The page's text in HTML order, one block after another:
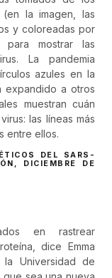
la imagen, las
y coloreadas por
para mostrar las
La pandemia
azules en la
expandido a otros
muestran cuán
las líneas más
entre ellos.
DEL SARS-
DICIEMBRE DE
​​en rastrear
dice Emma
la Universidad de